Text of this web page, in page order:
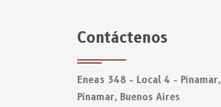
Contáctenos
Eneas 348 - Local 4 - Pinamar,
Pinamar, Buenos Aires